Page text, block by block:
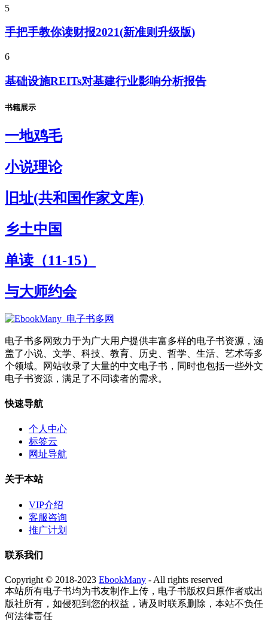
5
手把手教你读财报2021(新准则升级版)
6
基础设施REITs对基建行业影响分析报告
书籍展示
一地鸡毛
小说理论
旧址(共和国作家文库)
乡土中国
单读（11-15）
与大师约会
电子书多网致力于为广大用户提供丰富多样的电子书资源，涵
盖了小说、文学、科技、教育、历史、哲学、生活、艺术等多
个领域。网站收录了大量的中文电子书，同时也包括一些外文
电子书资源，满足了不同读者的需求。
快速导航
个人中心
标签云
网址导航
关于本站
VIP介绍
客服咨询
推广计划
联系我们
Copyright © 2018-2023 EbookMany - All rights reserved
本站所有电子书均为书友制作上传，电子书版权归原作者或出
版社所有，如侵犯到您的权益，请及时联系删除，本站不负任
何法律责任